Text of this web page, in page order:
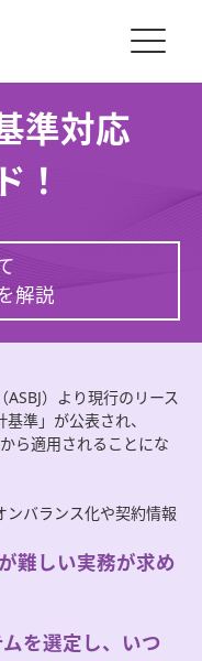
準対応
！
解説
）より現行のリース
準」が公表され、
ら適用されることにな
ンバランス化や契約情報
難しい実務が求め
を選定し、いつ